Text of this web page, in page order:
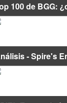
100 de BGG:
- Spire's